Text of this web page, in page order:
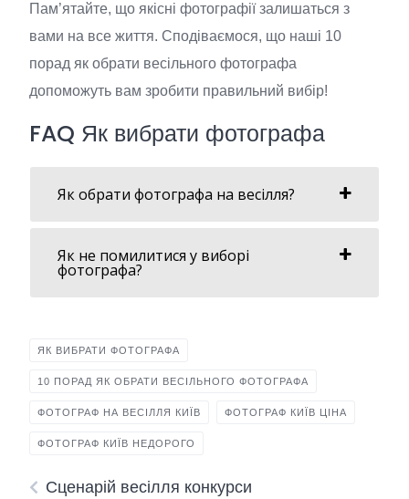
Ціна, грн 1500
Пам’ятайте, що якісні фотографії залишаться з
вами на все життя. Сподіваємося, що наші 10
порад як обрати весільного фотографа
допоможуть вам зробити правильний вибір!
FAQ Як вибрати фотографа
Як обрати фотографа на весілля?
Як не помилитися у виборі
фотографа?
ЯК ВИБРАТИ ФОТОГРАФА
10 ПОРАД ЯК ОБРАТИ ВЕСІЛЬНОГО ФОТОГРАФА
ФОТОГРАФ НА ВЕСІЛЛЯ КИЇВ ФОТОГРАФ КИЇВ ЦІНА
ФОТОГРАФ КИЇВ НЕДОРОГО
Сценарій весілля конкурси